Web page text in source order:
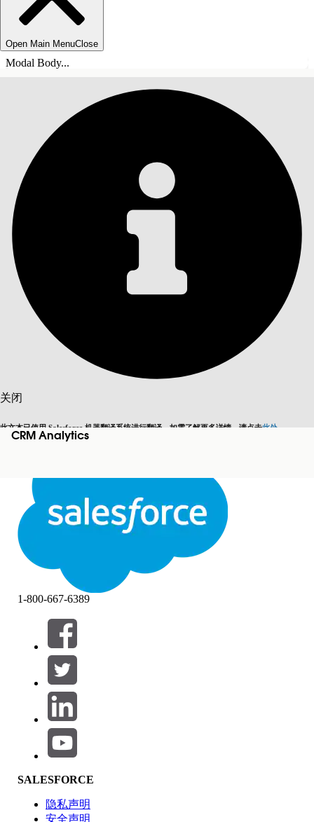
Open Main MenuClose
Modal Body...
关闭
此文本已使用 Salesforce 机器翻译系统进行翻译。如需了解更多详情，请点击此处
切换为英语 而非现在
关闭关闭
CRM Analytics
目录
筛选器 (0)
选择筛选器
产品区域
功能影响
1-800-667-6389
SALESFORCE
隐私声明
安全声明